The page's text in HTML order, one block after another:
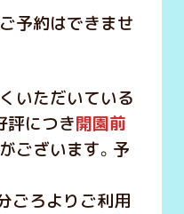
予約はできませ
いただいている
評につき開園前
ございます。予
ごろよりご利用